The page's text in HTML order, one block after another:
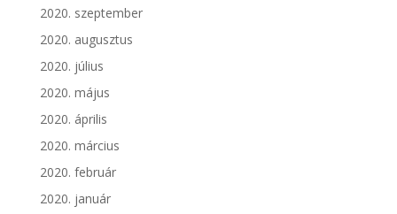
2020. szeptember
2020. augusztus
2020. július
2020. május
2020. április
2020. március
2020. február
2020. január